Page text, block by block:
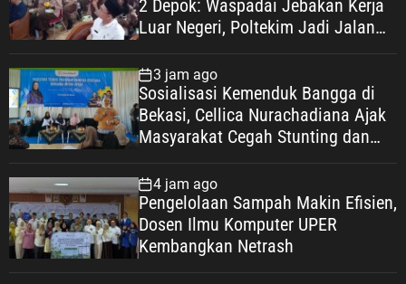
2 Depok: Waspadai Jebakan Kerja
Luar Negeri, Poltekim Jadi Jalan
3 jam ago
Sosialisasi Kemenduk Bangga di
Bekasi, Cellica Nurachadiana Ajak
Masyarakat Cegah Stunting dan
4 jam ago
Pengelolaan Sampah Makin Efisien,
Dosen Ilmu Komputer UPER
Kembangkan Netrash